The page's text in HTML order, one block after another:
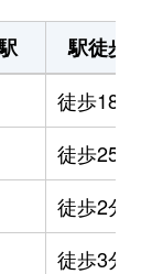
駅徒歩
徒歩18分
徒歩25分
徒歩2分
徒歩3分